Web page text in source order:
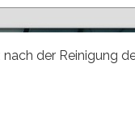
der Reinigung